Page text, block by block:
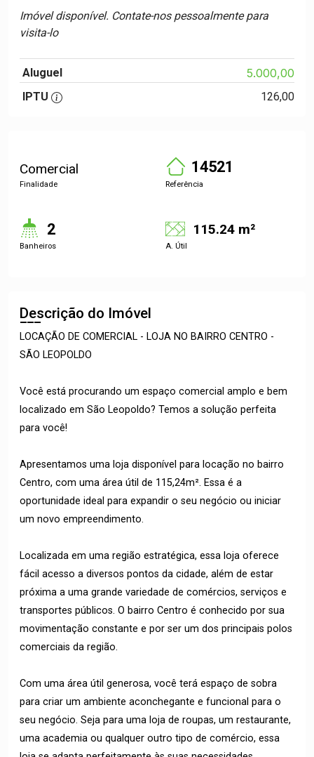
Imóvel disponível. Contate-nos pessoalmente para
visita-lo
Aluguel 5.000,00
IPTU 126,00
Comercial
Finalidade
14521
Referência
2
Banheiros
115.24 m²
A. Útil
Descrição do Imóvel
LOCAÇÃO DE COMERCIAL - LOJA NO BAIRRO CENTRO -
SÃO LEOPOLDO
Você está procurando um espaço comercial amplo e bem
localizado em São Leopoldo? Temos a solução perfeita
para você!
Apresentamos uma loja disponível para locação no bairro
Centro, com uma área útil de 115,24m². Essa é a
oportunidade ideal para expandir o seu negócio ou iniciar
um novo empreendimento.
Localizada em uma região estratégica, essa loja oferece
fácil acesso a diversos pontos da cidade, além de estar
próxima a uma grande variedade de comércios, serviços e
transportes públicos. O bairro Centro é conhecido por sua
movimentação constante e por ser um dos principais polos
comerciais da região.
Com uma área útil generosa, você terá espaço de sobra
para criar um ambiente aconchegante e funcional para o
seu negócio. Seja para uma loja de roupas, um restaurante,
uma academia ou qualquer outro tipo de comércio, essa